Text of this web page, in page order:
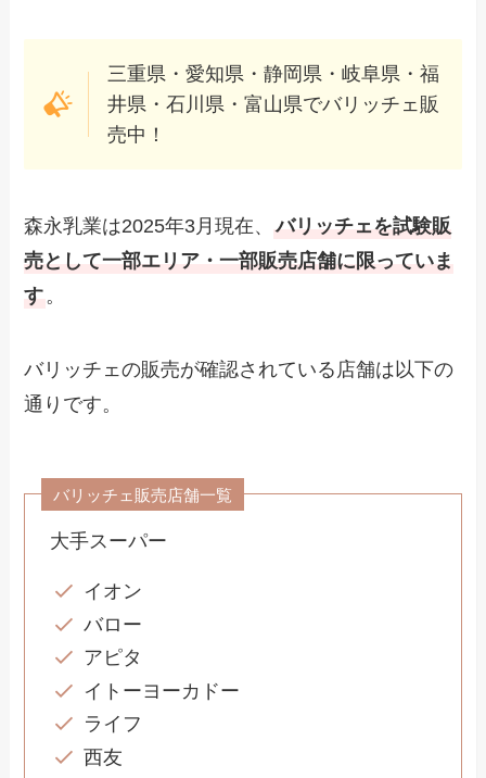
三重県・愛知県・静岡県・岐阜県・福
井県・石川県・富山県でバリッチェ販
売中！
森永乳業は2025年3月現在、 バリッチェを試験販
売として一部エリア・一部販売店舗に限っていま
す 。
バリッチェの販売が確認されている店舗は以下の
通りです。
バリッチェ販売店舗一覧
大手スーパー
イオン
バロー
アピタ
イトーヨーカドー
ライフ
西友